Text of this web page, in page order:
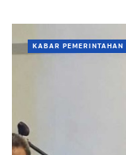
KABAR PEMERINTAHAN